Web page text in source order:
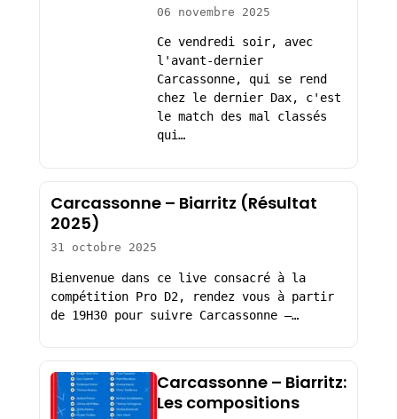
06 novembre 2025
Ce vendredi soir, avec
l'avant-dernier
Carcassonne, qui se rend
chez le dernier Dax, c'est
le match des mal classés
qui…
Carcassonne – Biarritz (Résultat
2025)
31 octobre 2025
Bienvenue dans ce live consacré à la
compétition Pro D2, rendez vous à partir
de 19H30 pour suivre Carcassonne –…
Carcassonne – Biarritz:
Les compositions